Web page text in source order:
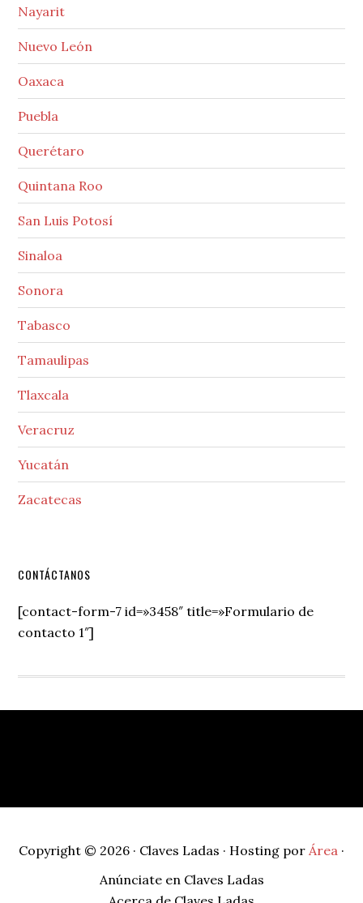
Nayarit
Nuevo León
Oaxaca
Puebla
Querétaro
Quintana Roo
San Luis Potosí
Sinaloa
Sonora
Tabasco
Tamaulipas
Tlaxcala
Veracruz
Yucatán
Zacatecas
Secondary
Sidebar
CONTÁCTANOS
[contact-form-7 id=»3458″ title=»Formulario de
contacto 1″]
Copyright © 2026 · Claves Ladas · Hosting por Área ·
Anúnciate en Claves Ladas